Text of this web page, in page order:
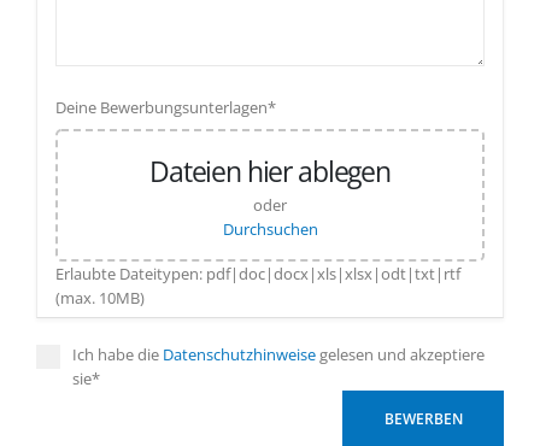
Deine Bewerbungsunterlagen*
Dateien hier ablegen
oder
Durchsuchen
Erlaubte Dateitypen: pdf|doc|docx|xls|xlsx|odt|txt|rtf
(max. 10MB)
Ich habe die Datenschutzhinweisegelesen und akzeptiere
sie*
BEWERBEN